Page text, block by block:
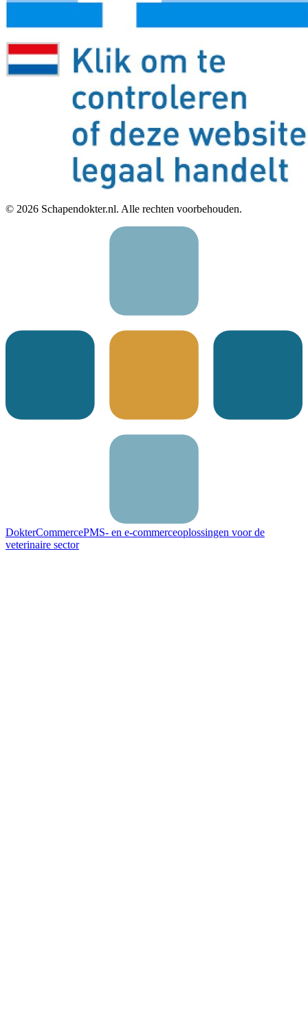
© 2026 Schapendokter.nl. Alle rechten voorbehouden.
DokterCommercePMS- en e-commerceoplossingen voor de
veterinaire sector